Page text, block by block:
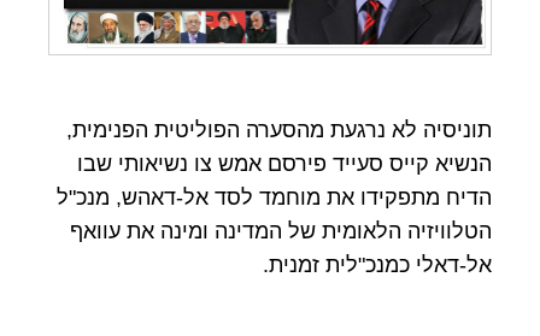
תוניסיה לא נרגעת מהסערה הפוליטית הפנימית,
הנשיא קייס סעייד פירסם אמש צו נשיאותי שבו
הדיח מתפקידו את מוחמד לסד אל-דאהש, מנכ"ל
הטלוויזיה הלאומית של המדינה ומינה את עוואף
אל-דאלי כמנכ"לית זמנית.